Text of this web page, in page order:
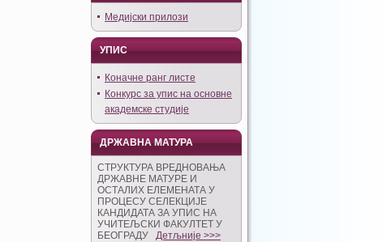
Медијски прилози
УПИС
Коначне ранг листе
Конкурс за упис на основне
академске студије
ДРЖАВНА МАТУРА
СТРУКТУРА ВРЕДНОВАЊА
ДРЖАВНЕ МАТУРЕ И
ОСТАЛИХ ЕЛЕМЕНАТА У
ПРОЦЕСУ СЕЛЕКЦИЈЕ
КАНДИДАТА ЗА УПИС НА
УЧИТЕЉСКИ ФАКУЛТЕТ У
БЕОГРАДУ Детљније >>>